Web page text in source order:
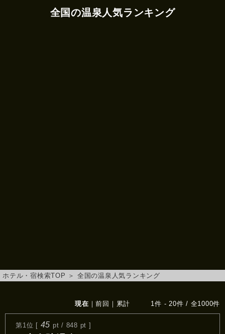
全国の温泉人気ランキング
ホテル・宿検索TOP ＞ 全国の温泉人気ランキング
現在 ｜前回 ｜ 累計 1件 - 20件 / 全1000件
第1位 [ 45 pt / 848 pt ]